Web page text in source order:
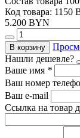
Код товара: 1150
5.200 BYN
В корзину
Нашли дешевле?
Ваше имя *
Ваш номер
Ваш e-mail
Ссылка на товар